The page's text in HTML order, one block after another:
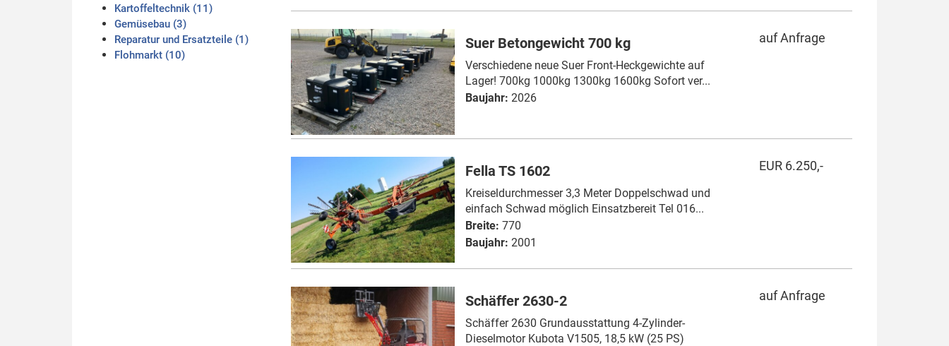
Kartoffeltechnik (11)
Gemüsebau (3)
Reparatur und Ersatzteile (1)
Flohmarkt (10)
Suer Betongewicht 700 kg
Verschiedene neue Suer Front-Heckgewichte auf
Lager! 700kg 1000kg 1300kg 1600kg Sofort ver...
Baujahr: 2026
auf Anfrage
Fella TS 1602
Kreiseldurchmesser 3,3 Meter Doppelschwad und
einfach Schwad möglich Einsatzbereit Tel 016...
Breite: 770
Baujahr: 2001
EUR 6.250,-
Schäffer 2630-2
Schäffer 2630 Grundausstattung 4-Zylinder-
Dieselmotor Kubota V1505, 18,5 kW (25 PS)
auf Anfrage